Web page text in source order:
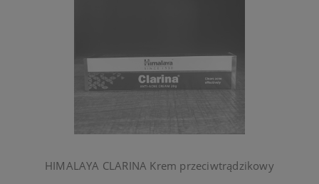
HIMALAYA CLARINA Krem przeciwtrądzikowy